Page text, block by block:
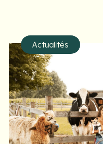
Actualités